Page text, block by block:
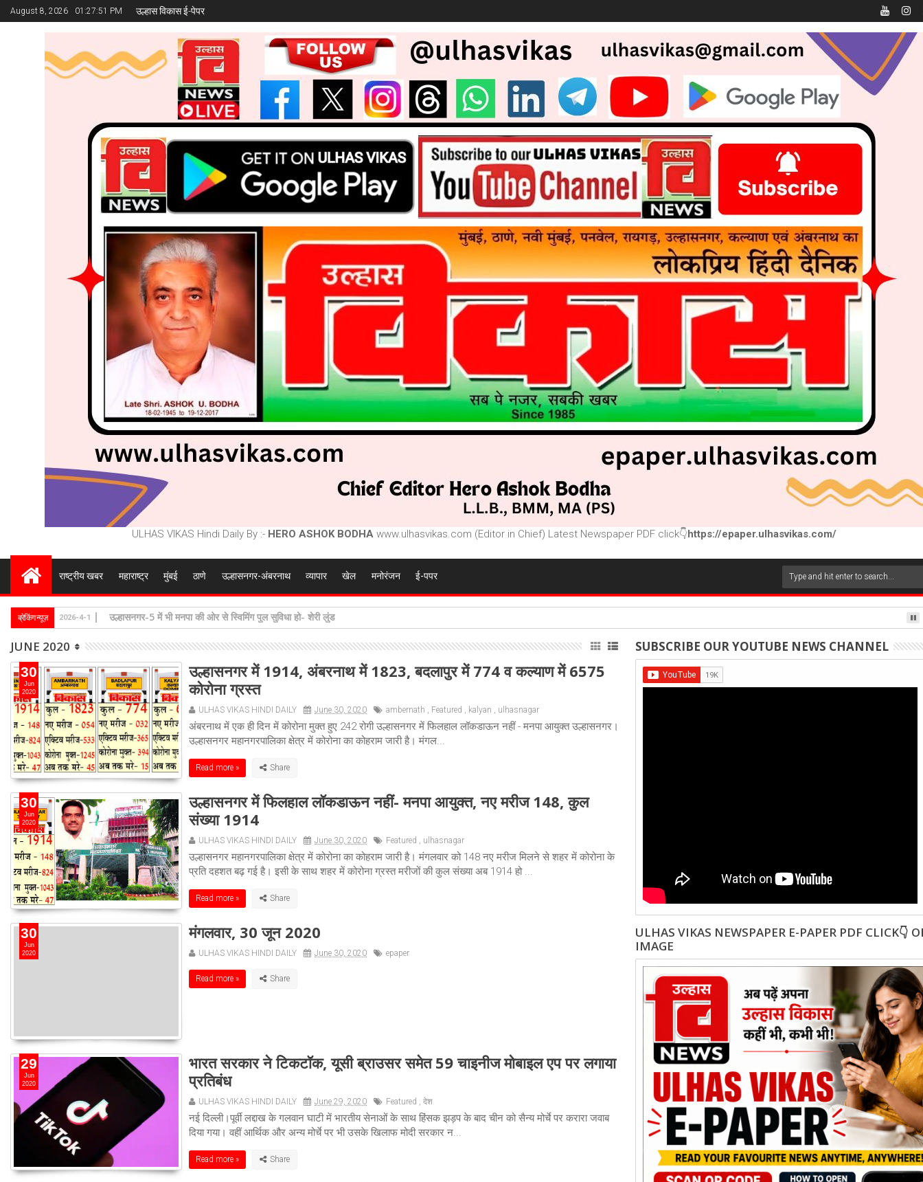
August 8, 2026 01:27:52 PM उल्हास विकास ई-पेपर
ULHAS VIKAS Hindi Daily By :- HERO ASHOK BODHA www.ulhasvikas.com (Editor in Chief) Latest Newspaper PDF click👇https://epaper.ulhasvikas.com/
राष्ट्रीय खबर महाराष्ट्र मुंबई ठाणे उल्हासनगर-अंबरनाथ व्यापार खेल मनोरंजन ई-पपर
ब्रेकिंग न्यूज़ परोपकार सेवा समिति ने जरूरतमंदों में बाँटी गर्माहट, पुण्यतिथि पर उमड़ा मानवीय सहभाव
2025-12-9
JUNE 2020
उल्हासनगर में 1914, अंबरनाथ में 1823, बदलापुर में 774 व कल्याण में 6575
कोरोना ग्रस्त
ULHAS VIKAS HINDI DAILY June 30, 2020 ambernath , Featured , kalyan , ulhasnagar
अंबरनाथ में एक ही दिन में कोरोना मुक्त हुए 242 रोगी उल्हासनगर में फिलहाल लॉकडाऊन नहीं - मनपा आयुक्त उल्हासनगर।
उल्हासनगर महानगरपालिका क्षेत्र में कोरोना का कोहराम जारी है। मंगल...
Read more »
30
Jun
2020
उल्हासनगर में फिलहाल लॉकडाऊन नहीं- मनपा आयुक्त, नए मरीज 148, कुल
संख्या 1914
ULHAS VIKAS HINDI DAILY June 30, 2020 Featured , ulhasnagar
उल्हासनगर महानगरपालिका क्षेत्र में कोरोना का कोहराम जारी है। मंगलवार को 148 नए मरीज मिलने से शहर में कोरोना के
प्रति दहशत बढ़ गई है। इसी के साथ शहर में कोरोना ग्रस्त मरीजों की कुल संख्या अब 1914 हो ...
Read more »
30
Jun
2020
मंगलवार, 30 जून 2020
ULHAS VIKAS HINDI DAILY June 30, 2020 epaper
Read more »
30
Jun
2020
भारत सरकार ने टिकटॉक, यूसी ब्राउसर समेत 59 चाइनीज मोबाइल एप पर लगाया
प्रतिबंध
ULHAS VIKAS HINDI DAILY June 29, 2020 Featured , देश
नई दिल्ली।पूर्वी लद्दाख के गलवान घाटी में भारतीय सेनाओं के साथ हिंसक झड़प के बाद चीन को सैन्य मोर्चे पर करारा जवाब
दिया गया। वहीं आर्थिक और अन्य मोर्चे पर भी उसके खिलाफ मोदी सरकार न...
Read more »
29
Jun
2020
SUBSCRIBE OUR YOUTUBE NEWS CHANNEL
ULHAS VIKAS NEWSPAPER E-PAPER PDF CLICK👇
IMAGE